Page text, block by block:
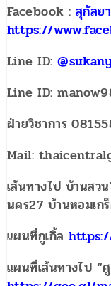
Facebook : สุกัลย
https://
Line ID:
Line ID:
ฝ่ายวิชาการ
Mail:
เส้นทางไป บ้านสว
นคร27 บ้านหอมเ
แผนที่กูเกิ้ล
แผนที่เส้นทางไป “